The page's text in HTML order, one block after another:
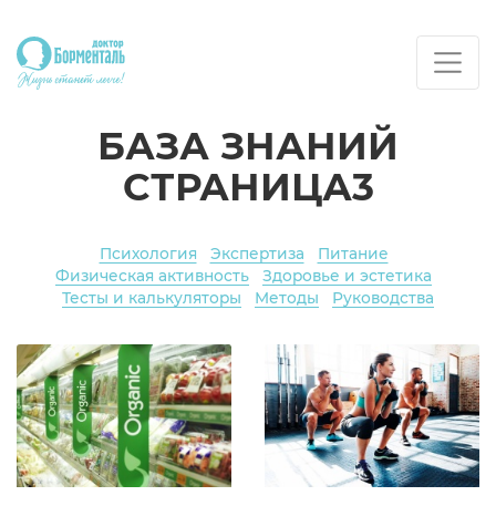
БАЗА ЗНАНИЙ
СТРАНИЦА3
Психология Экспертиза
Питание
Физическая активность
Здоровье и эстетика
Тесты и калькуляторы
Методы Руководства